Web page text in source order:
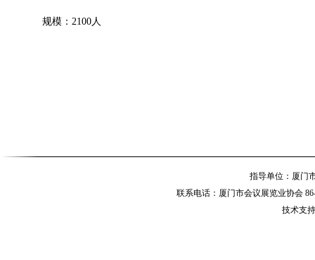
规模：2100人
指导单位：厦
联系电话：厦门市会议展览业协会
技术支